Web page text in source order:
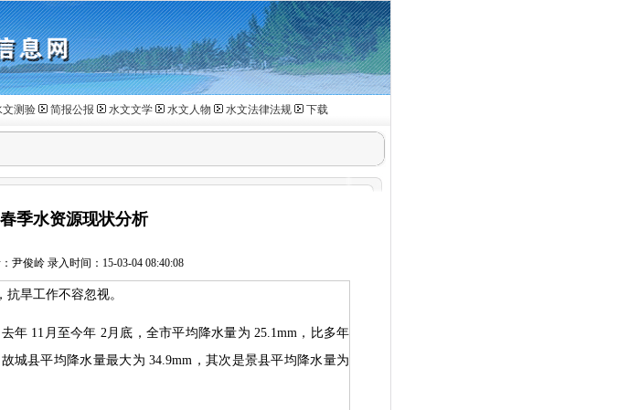
文测验 简报公报 水文文学 水文人物 水文法律法规 下载
季水资源现状分析
尹俊岭 录入时间：15-03-04 08:40:08
旱工作不容忽视。
年 11 月至今年 2月底，全市平均降水量为25.1mm ，比多年
城县平均降水量最大为34.9mm ，其次是景县平均降水量为